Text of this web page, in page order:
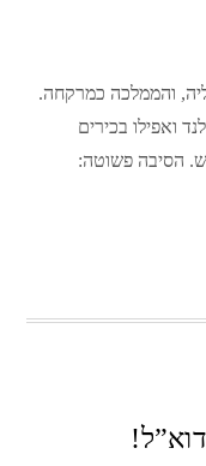
והממלכה כמרקחה.
ואפילו בכירים
הסיבה פשוטה: